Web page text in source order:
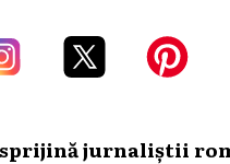
sprijină jurnaliștii